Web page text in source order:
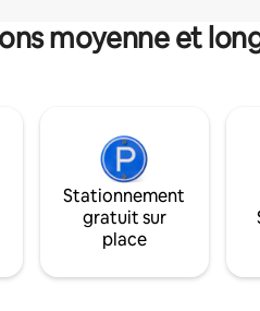
moyenne et
Stationnement
gratuit sur
place